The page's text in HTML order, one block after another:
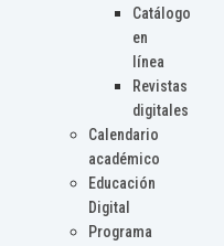
Catálogo
en
línea
Revistas
digitales
Calendario
académico
Educación
Digital
Programa